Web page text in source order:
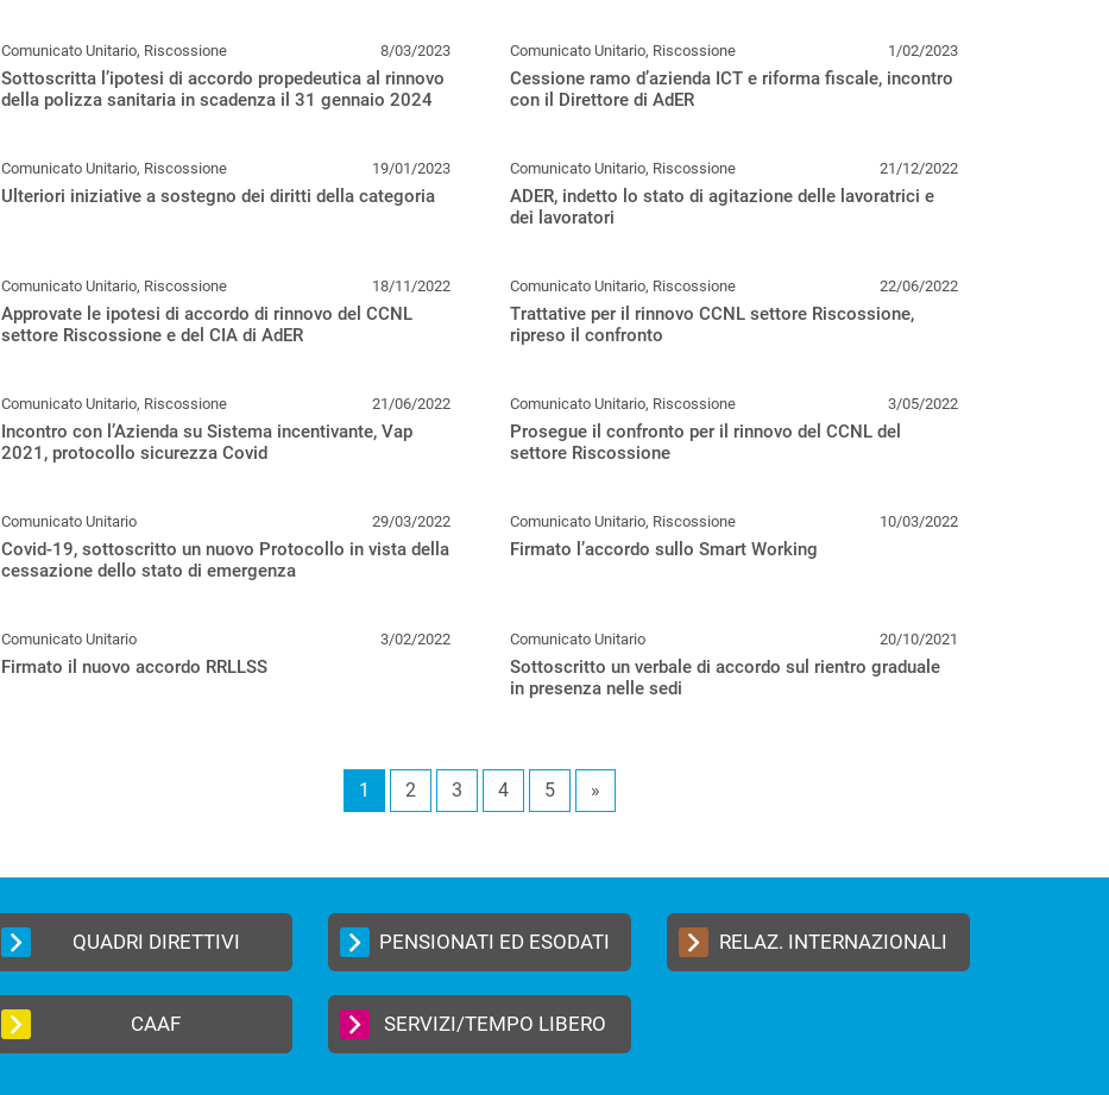
Comunicato Unitario, Riscossione 8/03/2023
Sottoscritta l’ipotesi di accordo propedeutica al rinnovo
della polizza sanitaria in scadenza il 31 gennaio 2024
Comunicato Unitario, Riscossione 1/02/2023
Cessione ramo d’azienda ICT e riforma fiscale, incontro
con il Direttore di AdER
Comunicato Unitario, Riscossione 19/01/2023
Ulteriori iniziative a sostegno dei diritti della categoria
Comunicato Unitario, Riscossione 21/12/2022
ADER, indetto lo stato di agitazione delle lavoratrici e
dei lavoratori
Comunicato Unitario, Riscossione 18/11/2022
Approvate le ipotesi di accordo di rinnovo del CCNL
settore Riscossione e del CIA di AdER
Comunicato Unitario, Riscossione 22/06/2022
Trattative per il rinnovo CCNL settore Riscossione,
ripreso il confronto
Comunicato Unitario, Riscossione 21/06/2022
Incontro con l’Azienda su Sistema incentivante, Vap
2021, protocollo sicurezza Covid
Comunicato Unitario, Riscossione 3/05/2022
Prosegue il confronto per il rinnovo del CCNL del
settore Riscossione
Comunicato Unitario 29/03/2022
Covid-19, sottoscritto un nuovo Protocollo in vista della
cessazione dello stato di emergenza
Comunicato Unitario, Riscossione 10/03/2022
Firmato l’accordo sullo Smart Working
Comunicato Unitario 3/02/2022
Firmato il nuovo accordo RRLLSS
Comunicato Unitario 20/10/2021
Sottoscritto un verbale di accordo sul rientro graduale
in presenza nelle sedi
1 2 3 4 5 »
QUADRI DIRETTIVI PENSIONATI ED ESODATI RELAZ. INTERNAZIONALI
CAAF SERVIZI/TEMPO LIBERO